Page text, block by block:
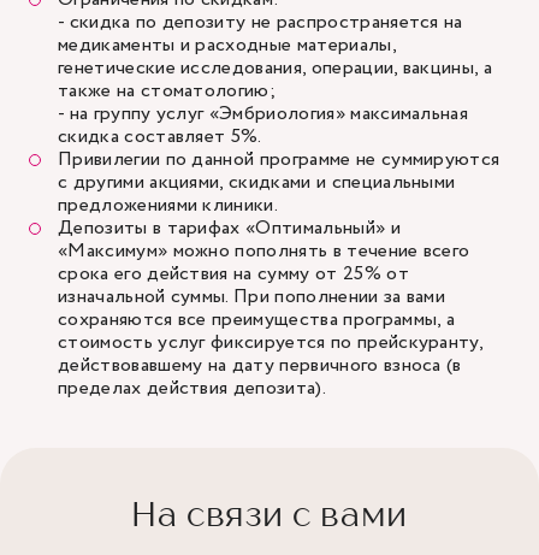
- скидка по депозиту не распространяется на
медикаменты и расходные материалы,
генетические исследования, операции, вакцины, а
также на стоматологию;
- на группу услуг «Эмбриология» максимальная
скидка составляет 5%.
Привилегии по данной программе не суммируются
с другими акциями, скидками и специальными
предложениями клиники.
Депозиты в тарифах «Оптимальный» и
«Максимум» можно пополнять в течение всего
срока его действия на сумму от 25% от
изначальной суммы. При пополнении за вами
сохраняются все преимущества программы, а
стоимость услуг фиксируется по прейскуранту,
действовавшему на дату первичного взноса (в
пределах действия депозита).
На связи с вами